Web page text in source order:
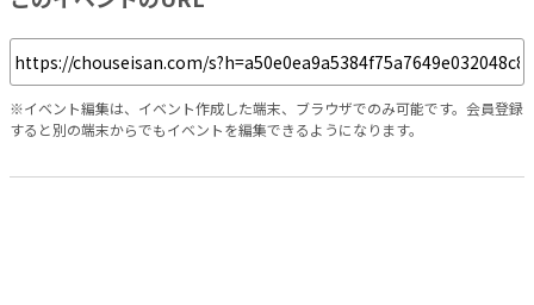
※イベント編集は、イベント作成した端末、ブラウザでのみ可能です。会員登録
すると別の端末からでもイベントを編集できるようになります。